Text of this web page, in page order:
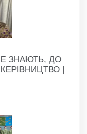
ЗНАЮТЬ, ДО
|